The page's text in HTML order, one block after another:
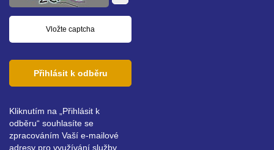
Přihlásit k odběru
Kliknutím na „Přihlásit k
odběru“ souhlasíte se
zpracováním Vaší e-mailové
adresy pro využívání služby